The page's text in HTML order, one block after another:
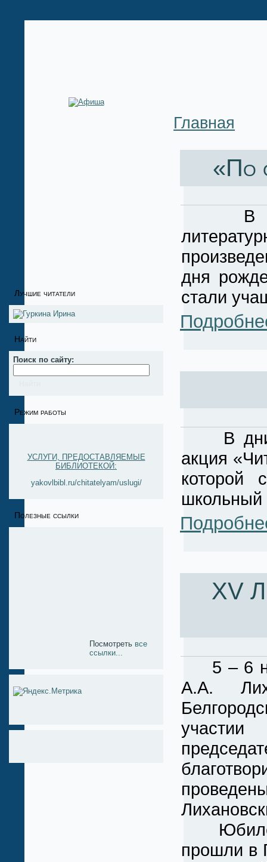
Лучшие читатели
Найти
Поиск по сайту:
Режим работы
УСЛУГИ, ПРЕДОСТАВЛЯЕМЫЕ
БИБЛИОТЕКОЙ:
yakovlbibl.ru/chitatelyam/uslugi/
Полезные ссылки
Посмотреть все
ссылки...
Главная
«По
В дни
дня
стали
В дни
акция
школьный
XV
5 – 6
А.А.
прошли в